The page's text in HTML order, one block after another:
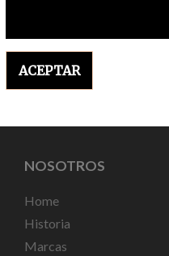
ACEPTAR
NOSOTROS
Home
Historia
Marcas